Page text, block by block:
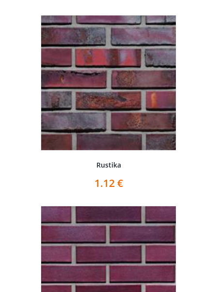
Rustika
1.12 €